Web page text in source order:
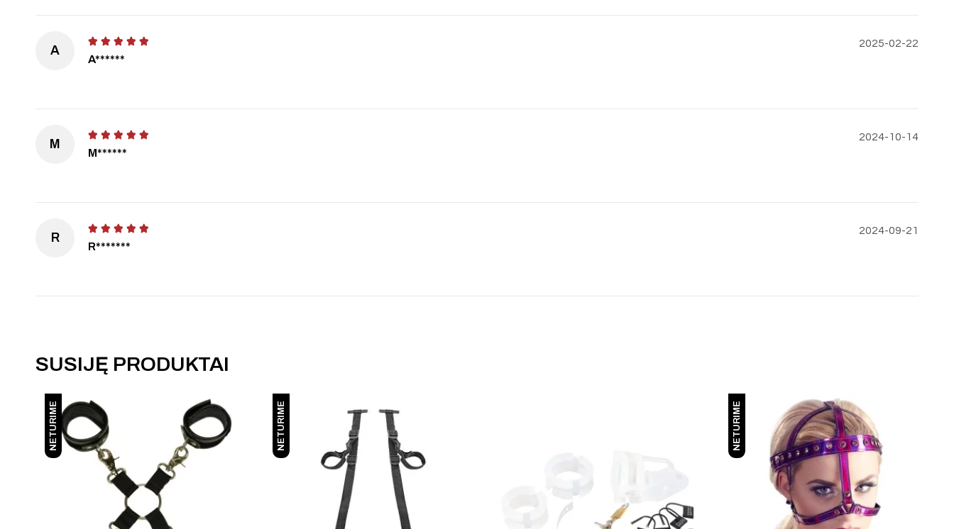
A
A******
2025-02-22
M
M******
2024-10-14
R
R*******
2024-09-21
SUSIJĘ PRODUKTAI
NETURIME NETURIME NETURIME